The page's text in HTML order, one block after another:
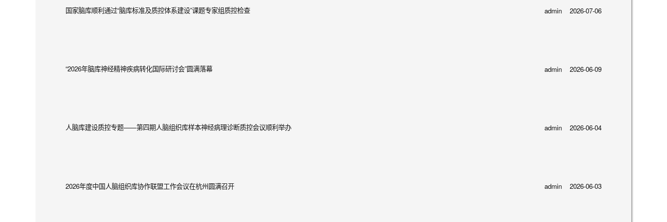
国家脑库顺利通过“脑库标准及质控体系建设”课题专家组质控检查 admin 2026-07-06
“2026年脑库神经精神疾病转化国际研讨会”圆满落幕 admin 2026-06-09
人脑库建设质控专题——第四期人脑组织库样本神经病理诊断质控会议顺利举办 admin 2026-06-04
2026年度中国人脑组织库协作联盟工作会议在杭州圆满召开 admin 2026-06-03